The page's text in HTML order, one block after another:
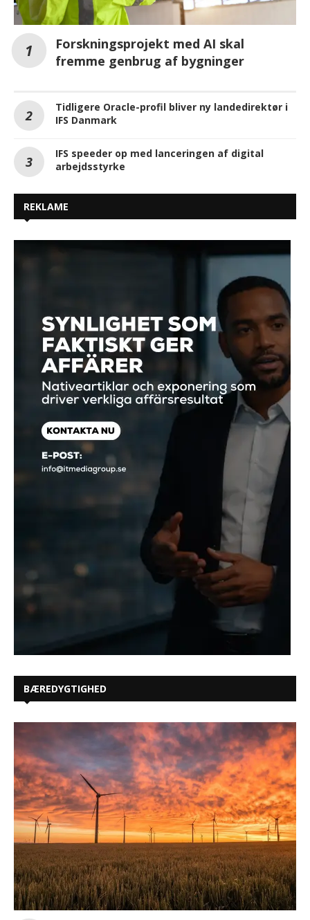
Forskningsprojekt med AI skal
fremme genbrug af bygninger
Tidligere Oracle-profil bliver ny landedirektør i
IFS Danmark
IFS speeder op med lanceringen af digital
arbejdsstyrke
REKLAME
BÆREDYGTIGHED